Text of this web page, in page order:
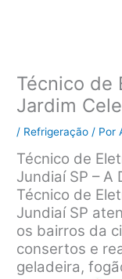
Técnico de
Jardim
/ Refrigeração / Por
Técnico de
Jundiaí SP – A
Técnico de
Jundiaí SP
os bairros da
consertos e
geladeira,